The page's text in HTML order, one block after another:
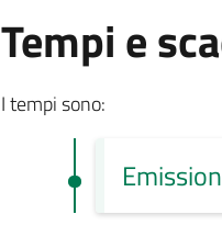
Tempi e
I tempi sono: